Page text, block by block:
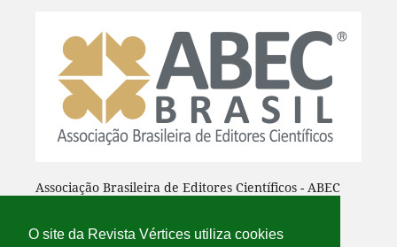
O site da Revista Vértices utiliza cookies
Associação Brasileira de Editores Científicos - ABEC